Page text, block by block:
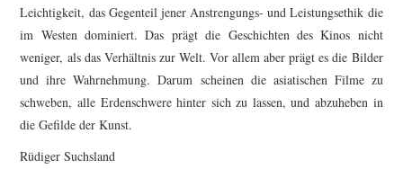
Leichtigkeit, das Gegenteil jener Anstrengungs- und Leistungsethik die
im Westen dominiert. Das prägt die Geschichten des Kinos nicht
weniger, als das Verhältnis zur Welt. Vor allem aber prägt es die Bilder
und ihre Wahrnehmung. Darum scheinen die asiatischen Filme zu
schweben, alle Erdenschwere hinter sich zu lassen, und abzuheben in
die Gefilde der Kunst.
Rüdiger Suchsland